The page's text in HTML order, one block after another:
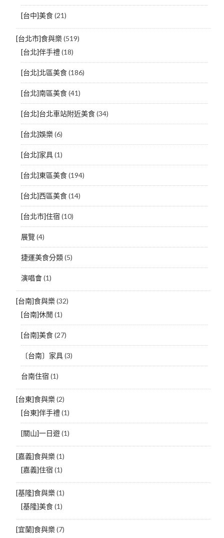
[台中]美食(21)
[台北市]食與樂(519)
[台北]伴手禮(18)
[台北]北區美食(186)
[台北]南區美食(41)
[台北]台北車站附近美食(34)
[台北]娛樂(6)
[台北]家具(1)
[台北]東區美食(194)
[台北]西區美食(14)
[台北市]住宿 (10)
展覽(4)
捷運美食分類(5)
演唱會(1)
[台南]食與樂(32)
[台南]休閒 (1)
[台南]美食(27)
〔台南〕家具(3)
台南住宿 (1)
[台東]食與樂(2)
[台東]伴手禮(1)
[關山]一日遊(1)
[嘉義]食與樂(1)
[嘉義]住宿 (1)
[基隆]食與樂(1)
[基隆]美食(1)
[宜蘭]食與樂(7)